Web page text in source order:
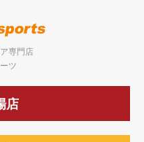
専門店
ツ
店